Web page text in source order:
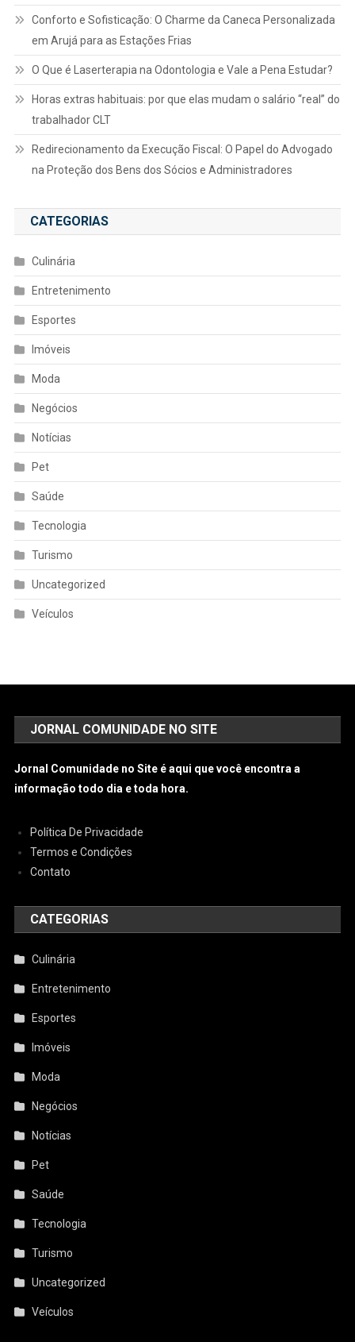
Conforto e Sofisticação: O Charme da Caneca Personalizada
em Arujá para as Estações Frias
O Que é Laserterapia na Odontologia e Vale a Pena Estudar?
Horas extras habituais: por que elas mudam o salário “real” do
trabalhador CLT
Redirecionamento da Execução Fiscal: O Papel do Advogado
na Proteção dos Bens dos Sócios e Administradores
CATEGORIAS
Culinária
Entretenimento
Esportes
Imóveis
Moda
Negócios
Notícias
Pet
Saúde
Tecnologia
Turismo
Uncategorized
Veículos
JORNAL COMUNIDADE NO SITE
Jornal Comunidade no Site é aqui que você encontra a
informação todo dia e toda hora.
Política De Privacidade
Termos e Condições
Contato
CATEGORIAS
Culinária
Entretenimento
Esportes
Imóveis
Moda
Negócios
Notícias
Pet
Saúde
Tecnologia
Turismo
Uncategorized
Veículos